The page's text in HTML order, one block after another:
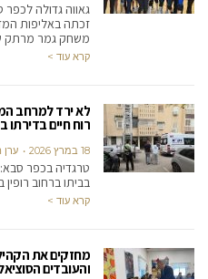
גאווה גדולה
זכתה באליפות
משחק גמר מרתק
קרא עוד >
רוח חיים
18 במרץ 2026 ערן
בביתו ברחוב
קרא עוד >
מחזקים את
והעובדים